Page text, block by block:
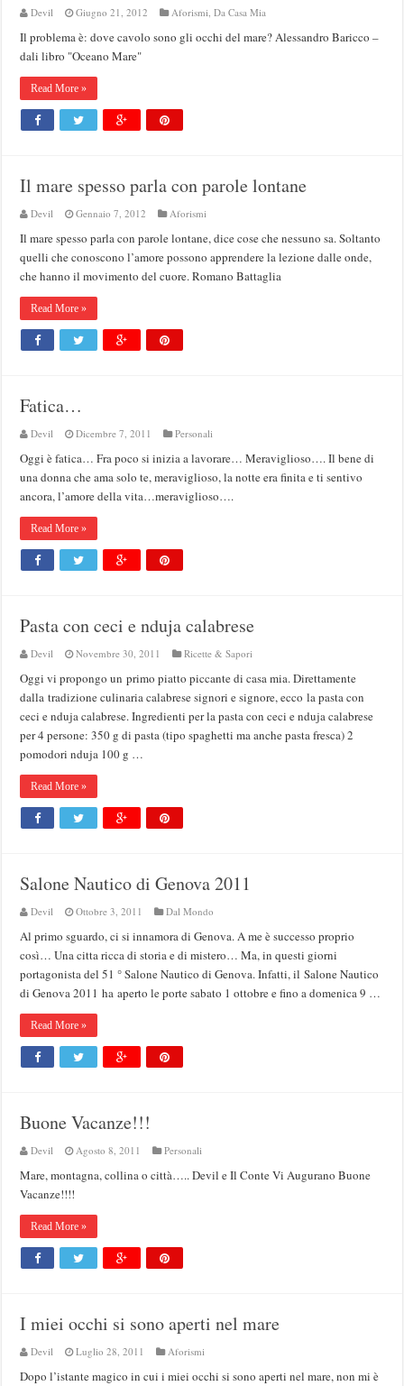
Devil Giugno 21, 2012 Aforismi,Da Casa Mia
Il problema è: dove cavolo sono gli occhi del mare? Alessandro Baricco –
dali libro "Oceano Mare"
Read More »
Il mare spesso parla con parole lontane
Devil Gennaio 7, 2012 Aforismi
Il mare spesso parla con parole lontane, dice cose che nessuno sa. Soltanto
quelli che conoscono l’amore possono apprendere la lezione dalle onde,
che hanno il movimento del cuore. Romano Battaglia
Read More »
Fatica…
Devil Dicembre 7, 2011 Personali
Oggi è fatica… Fra poco si inizia a lavorare… Meraviglioso…. Il bene di
una donna che ama solo te, meraviglioso, la notte era finita e ti sentivo
ancora, l’amore della vita…meraviglioso….
Read More »
Pasta con ceci e nduja calabrese
Devil Novembre 30, 2011 Ricette & Sapori
Oggi vi propongo un primo piatto piccante di casa mia. Direttamente
dalla tradizione culinaria calabrese signori e signore, ecco la pasta con
ceci e nduja calabrese. Ingredienti per la pasta con ceci e nduja calabrese
per 4 persone: 350 g di pasta (tipo spaghetti ma anche pasta fresca) 2
pomodori nduja 100 g …
Read More »
Salone Nautico di Genova 2011
Devil Ottobre 3, 2011 Dal Mondo
Al primo sguardo, ci si innamora di Genova. A me è successo proprio
così… Una citta ricca di storia e di mistero… Ma, in questi giorni
portagonista del 51 ° Salone Nautico di Genova. Infatti, il Salone Nautico
di Genova 2011 ha aperto le porte sabato 1 ottobre e fino a domenica 9 …
Read More »
Buone Vacanze!!!
Devil Agosto 8, 2011 Personali
Mare, montagna, collina o città….. Devil e Il Conte Vi Augurano Buone
Vacanze!!!!
Read More »
I miei occhi si sono aperti nel mare
Devil Luglio 28, 2011 Aforismi
Dopo l’istante magico in cui i miei occhi si sono aperti nel mare, non mi è